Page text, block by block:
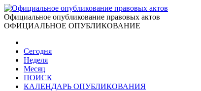
Официальное опубликование правовых актов
ОФИЦИАЛЬНОЕ ОПУБЛИКОВАНИЕ
Сегодня
Неделя
Месяц
ПОИСК
КАЛЕНДАРЬ ОПУБЛИКОВАНИЯ